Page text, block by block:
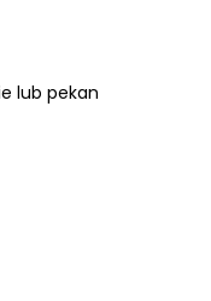
lub pekan